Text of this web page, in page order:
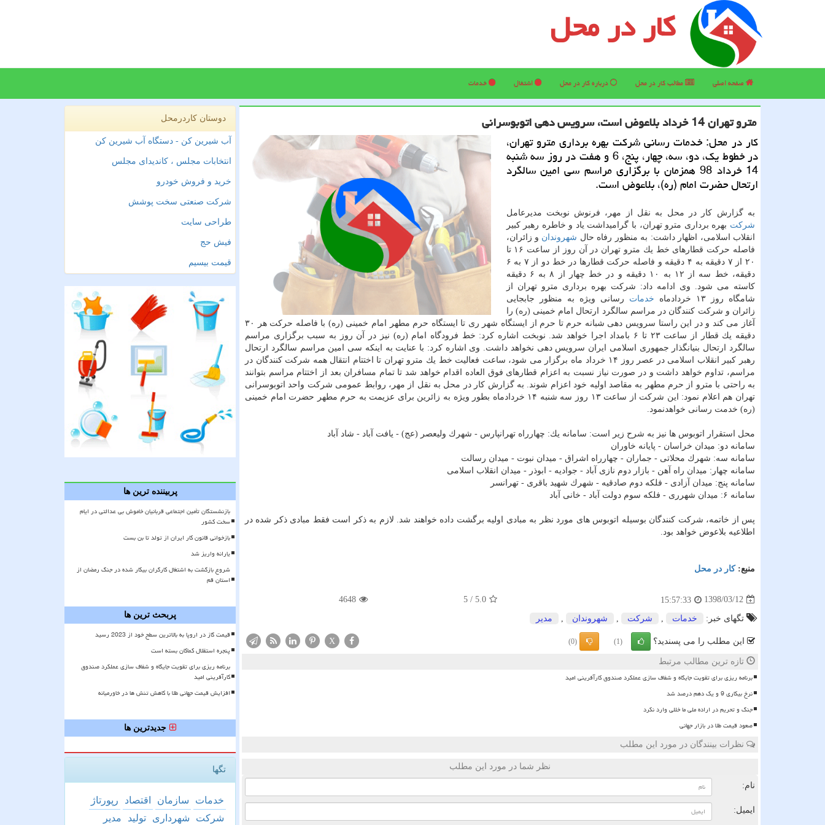
کار در محل
صفحه اصلی مطالب كار در محل درباره كار در محل اشتغال خدمات
مترو تهران 14 خرداد بلاعوض است، سرویس دهی اتوبوسرانی
كار در محل: خدمات رسانی شركت بهره برداری مترو تهران،
در خطوط یك، دو، سه، چهار، پنج، 6 و هفت در روز سه شنبه
14 خرداد 98 همزمان با برگزاری مراسم سی امین سالگرد
ارتحال حضرت امام (ره)، بلاعوض است.
به گزارش كار در محل به نقل از مهر، فرنوش نوبخت مدیرعامل
شركت بهره برداری مترو تهران، با گرامیداشت یاد و خاطره رهبر كبیر
انقلاب اسلامی، اظهار داشت: به منظور رفاه حال شهروندان و زائران،
فاصله حركت قطارهای خط یك مترو تهران در آن روز از ساعت ۱۶ تا
۲۰ از ۷ دقیقه به ۴ دقیقه و فاصله حركت قطارها در خط دو از ۷ به ۶
دقیقه، خط سه از ۱۲ به ۱۰ دقیقه و در خط چهار از ۸ به ۶ دقیقه
كاسته می شود. وی ادامه داد: شركت بهره برداری مترو تهران از
شامگاه روز ۱۳ خردادماه
خدمات رسانی ویژه به منظور جابجایی
زائران و شركت كنندگان در مراسم سالگرد ارتحال امام خمینی (ره) را
آغاز می كند و در این راستا سرویس دهی شبانه حرم تا حرم از ایستگاه شهر ری تا ایستگاه حرم مطهر امام خمینی (ره) با فاصله حركت هر ۳۰
دقیقه یك قطار از ساعت ۲۳ تا ۶ بامداد اجرا خواهد شد. نوبخت اشاره كرد: خط فرودگاه امام (ره) نیز در آن روز به سبب برگزاری مراسم
سالگرد ارتحال بنیانگذار جمهوری اسلامی ایران سرویس دهی نخواهد داشت. وی اشاره كرد: با عنایت به اینكه سی امین مراسم سالگرد ارتحال
رهبر كبیر انقلاب اسلامی در عصر روز ۱۴ خرداد ماه برگزار می شود، ساعت فعالیت خط یك مترو تهران تا اختتام انتقال همه شركت كنندگان در
مراسم، تداوم خواهد داشت و در صورت نیاز نسبت به اعزام قطارهای فوق العاده اقدام خواهد شد تا تمام مسافران بعد از اختتام مراسم بتوانند
به راحتی با مترو از حرم مطهر به مقاصد اولیه خود اعزام شوند. به گزارش كار در محل به نقل از مهر، روابط عمومی شركت واحد اتوبوسرانی
تهران هم اعلام نمود: این شركت از ساعت ۱۳ روز سه شنبه ۱۴ خردادماه بطور ویژه به زائرین برای عزیمت به حرم مطهر حضرت امام خمینی
(ره) خدمت رسانی خواهدنمود.
محل استقرار اتوبوس ها نیز به شرح زیر است: سامانه یك: چهارراه تهرانپارس - شهرك ولیعصر (عج) - یافت آباد - شاد آباد
سامانه دو: میدان خراسان - پایانه خاوران
سامانه سه: شهرك محلاتی - جماران - چهارراه اشراق - میدان نبوت - میدان رسالت
سامانه چهار: میدان راه آهن - بازار دوم نازی آباد - جوادیه - ابوذر - میدان انقلاب اسلامی
سامانه پنج: میدان آزادی - فلكه دوم صادقیه - شهرك شهید باقری - تهرانسر
سامانه ۶: میدان شهرری - فلكه سوم دولت آباد - خانی آباد
پس از خاتمه، شركت كنندگان بوسیله اتوبوس های مورد نظر به مبادی اولیه برگشت داده خواهند شد. لازم به ذكر است فقط مبادی ذكر شده در
اطلاعیه بلاعوض خواهد بود.
منبع:كار در محل
1398/03/12
15:57:33
5.0
/
5
4648
تگهای خبر: خدمات شركت شهروندان مدیر
این مطلب را می پسندید؟ (1)
(0)
X
تازه ترین مطالب مرتبط
برنامه ریزی برای تقویت جایگاه و شفاف سازی عملکرد صندوق کارآفرینی امید
نرخ بیکاری 9 و یک دهم درصد شد
جنگ و تحریم در اراده ملی ما خللی وارد نکرد
صعود قیمت طلا در بازار جهانی
نظرات بینندگان در مورد این مطلب
نظر شما در مورد این مطلب
نام:
ایمیل:
دوستان کاردرمحل
آب شیرین کن - دستگاه آب شیرین کن
انتخابات مجلس ، کاندیدای مجلس
خرید و فروش خودرو
شرکت صنعتی سخت پوشش
طراحی سایت
فیش حج
قیمت بیسیم
پربیننده ترین ها
بازنشستگان تأمین اجتماعی قربانیان خاموش بی عدالتی در ایام
سخت کشور
بازخوانی قانون کار ایران از تولد تا بن بست
یارانه واریز شد
شروع بازگشت به اشتغال کارگران بیکار شده در جنگ رمضان از
استان قم
پربحث ترین ها
قیمت گاز در اروپا به بالاترین سطح خود از 2023 رسید
پنجره استقلال کماکان بسته است
برنامه ریزی برای تقویت جایگاه و شفاف سازی عملکرد صندوق
کارآفرینی امید
افزایش قیمت جهانی طلا با کاهش تنش ها در خاورمیانه
جدیدترین ها
تگها
خدمات سازمان اقتصاد
رپورتاژ
شركت
شهرداری تولید مدیر